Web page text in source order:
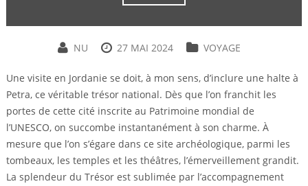
NU 27 MAI 2024 VOYAGE
Une visite en Jordanie se doit, à mon sens, d’inclure une halte à
Petra, ce véritable trésor national. Dès que l’on franchit les
portes de cette cité inscrite au Patrimoine mondial de
l’UNESCO, on succombe instantanément à son charme. À
mesure que l’on s’égare dans ce site archéologique, parmi les
tombeaux, les temples et les théâtres, l’émerveillement grandit.
La splendeur du Trésor est sublimée par l’accompagnement